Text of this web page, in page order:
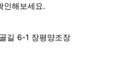
인해보세요.
길 6-1 장평양조장